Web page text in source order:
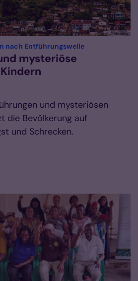
© Gulbins
nach Entführungswelle:
mysteriöse
und mysteriösen
die Bevölkerung auf
und Schrecken.